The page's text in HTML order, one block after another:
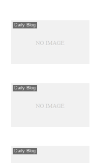
Daily Blog
Daily Blog
Daily Blog